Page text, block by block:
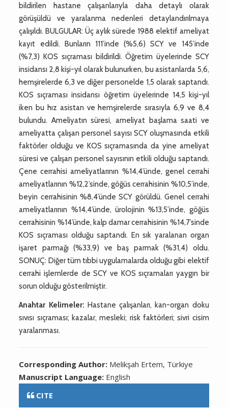
bildirilen hastane çalışanlarıyla daha detaylı olarak
görüşüldü ve yaralanma nedenleri detaylandırılmaya
çalışıldı. BULGULAR: Üç aylık sürede 1988 elektif ameliyat
kayıt edildi. Bunların 111’inde (%5,6) SCY ve 145’inde
(%7,3) KOS sıçraması bildirildi. Öğretim üyelerinde SCY
insidansı 2,8 kişi-yıl olarak bulunurken, bu asistanlarda 5,6,
hemşirelerde 6,3 ve diğer personelde 1,5 olarak saptandı.
KOS sıçraması insidansı öğretim üyelerinde 14,5 kişi-yıl
iken bu hız asistan ve hemşirelerde sırasıyla 6,9 ve 8,4
bulundu. Ameliyatın süresi, ameliyat başlama saati ve
ameliyatta çalışan personel sayısı SCY oluşmasında etkili
faktörler olduğu ve KOS sıçramasında da yine ameliyat
süresi ve çalışan personel sayısının etkili olduğu saptandı.
Çene cerrahisi ameliyatlarının %14,4’ünde, genel cerrahi
ameliyatlarının %12,2’sinde, göğüs cerrahisinin %10,5’inde,
beyin cerrahisinin %8,4’ünde SCY görüldü. Genel cerrahi
ameliyatlarının %14,4’ünde, ürolojinin %13,5’inde, göğüs
cerrahisinin %14’ünde, kalp damar cerrahisinin %14,7’sinde
KOS sıçraması olduğu saptandı. En sık yaralanan organ
işaret parmağı (%33,9) ve baş parmak (%31,4) oldu.
SONUÇ: Diğer tüm tıbbi uygulamalarda olduğu gibi elektif
cerrahi işlemlerde de SCY ve KOS sıçramaları yaygın bir
sorun olduğu gösterilmiştir.
Anahtar Kelimeler: Hastane çalışanları, kan-organ doku
sıvısı sıçraması; kazalar, mesleki; risk faktörleri; sivri cisim
yaralanması.
Corresponding Author: Melikşah Ertem, Türkiye
Manuscript Language: English
CITE